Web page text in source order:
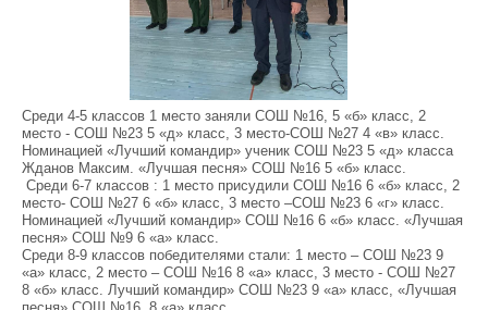
Среди 4-5 классов 1 место заняли СОШ №16, 5 «б» класс, 2
место - СОШ №23 5 «д» класс, 3 место-СОШ №27 4 «в» класс.
Номинацией «Лучший командир» ученик СОШ №23 5 «д» класса
Жданов Максим. «Лучшая песня» СОШ №16 5 «б» класс.
Среди 6-7 классов : 1 место присудили СОШ №16 6 «б» класс, 2
место- СОШ №27 6 «б» класс, 3 место –СОШ №23 6 «г» класс.
Номинацией «Лучший командир» СОШ №16 6 «б» класс. «Лучшая
песня» СОШ №9 6 «а» класс.
Среди 8-9 классов победителями стали: 1 место – СОШ №23 9
«а» класс, 2 место – СОШ №16 8 «а» класс, 3 место - СОШ №27
8 «б» класс. Лучший командир» СОШ №23 9 «а» класс, «Лучшая